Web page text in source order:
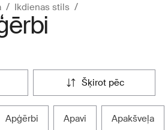
Ikdienas stils
šķirot pēc
apģērbi apavi apakšveļa